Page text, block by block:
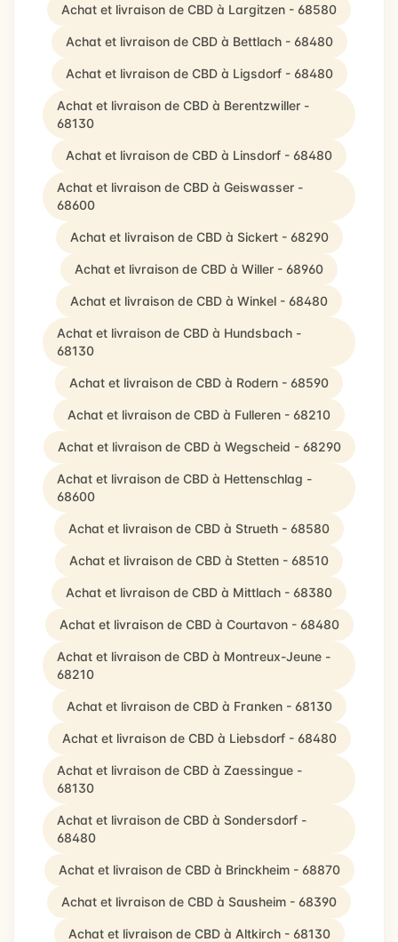
Achat et livraison de CBD à Largitzen - 68580
Achat et livraison de CBD à Bettlach - 68480
Achat et livraison de CBD à Ligsdorf - 68480
Achat et livraison de CBD à Berentzwiller -
68130
Achat et livraison de CBD à Linsdorf - 68480
Achat et livraison de CBD à Geiswasser -
68600
Achat et livraison de CBD à Sickert - 68290
Achat et livraison de CBD à Willer - 68960
Achat et livraison de CBD à Winkel - 68480
Achat et livraison de CBD à Hundsbach -
68130
Achat et livraison de CBD à Rodern - 68590
Achat et livraison de CBD à Fulleren - 68210
Achat et livraison de CBD à Wegscheid - 68290
Achat et livraison de CBD à Hettenschlag -
68600
Achat et livraison de CBD à Strueth - 68580
Achat et livraison de CBD à Stetten - 68510
Achat et livraison de CBD à Mittlach - 68380
Achat et livraison de CBD à Courtavon - 68480
Achat et livraison de CBD à Montreux-Jeune -
68210
Achat et livraison de CBD à Franken - 68130
Achat et livraison de CBD à Liebsdorf - 68480
Achat et livraison de CBD à Zaessingue -
68130
Achat et livraison de CBD à Sondersdorf -
68480
Achat et livraison de CBD à Brinckheim - 68870
Achat et livraison de CBD à Sausheim - 68390
Achat et livraison de CBD à Altkirch - 68130